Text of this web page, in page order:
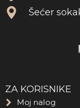
Šećer
ZA KORISNIKE
Moj nalog